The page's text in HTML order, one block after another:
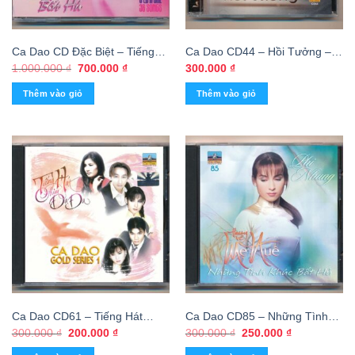
Ca Dao CD Đặc Biệt – Tiếng
Hát Bất Hủ – Ngọc Lan (3 CD)
KGTH9
1.000.000₫ Giá
là:
1.000.000 ₫.
700.000 ₫Giá
Thêm vào giỏ
Ca Dao CD44 – Hồi Tưởng –
Lâm Gia Minh
300.000 ₫
Thêm vào giỏ
Ca Dao CD61 – Tiếng Hát
Chim Đa Đa (Trầy) KGTH9
300.000₫ Giá
200.000 ₫Giá
Ca Dao CD85 – Những Tình
Khúc Bất Hủ – Thương Về Mẹ
Huế – Phi Nhung (Trầy)
300.000₫ Giá
250.000 ₫Giá